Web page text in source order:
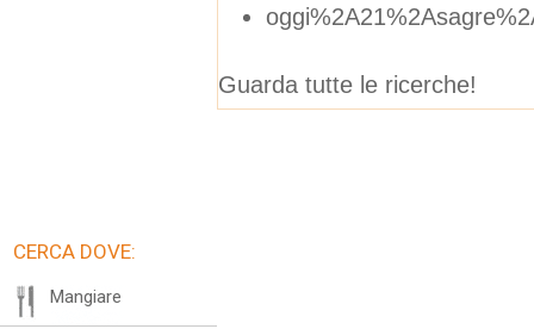
Guarda tutte le ricerche!
CERCA DOVE:
Mangiare